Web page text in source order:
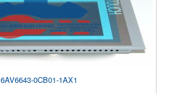
6AV6643-0CB01-1AX1